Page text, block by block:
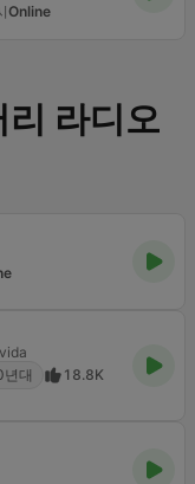
Online
라디오
년대
18.8K